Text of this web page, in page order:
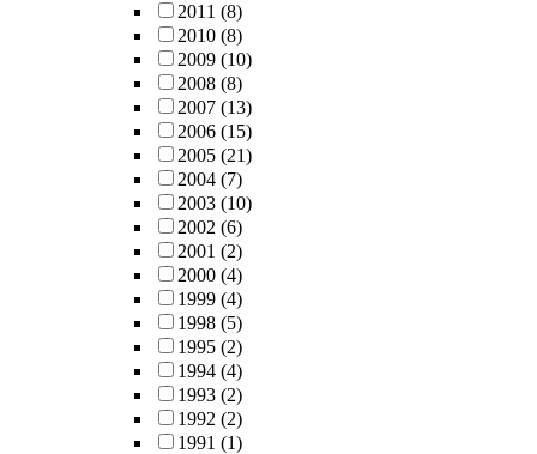
2011 (8)
2010 (8)
2009 (10)
2008 (8)
2007 (13)
2006 (15)
2005 (21)
2004 (7)
2003 (10)
2002 (6)
2001 (2)
2000 (4)
1999 (4)
1998 (5)
1995 (2)
1994 (4)
1993 (2)
1992 (2)
1991 (1)